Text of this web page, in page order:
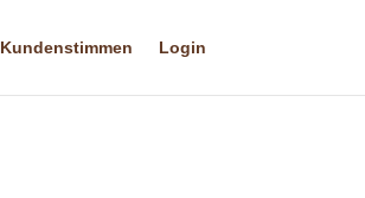
Kundenstimmen Login